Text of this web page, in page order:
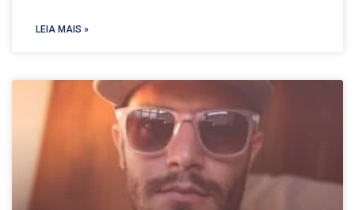
LEIA MAIS »